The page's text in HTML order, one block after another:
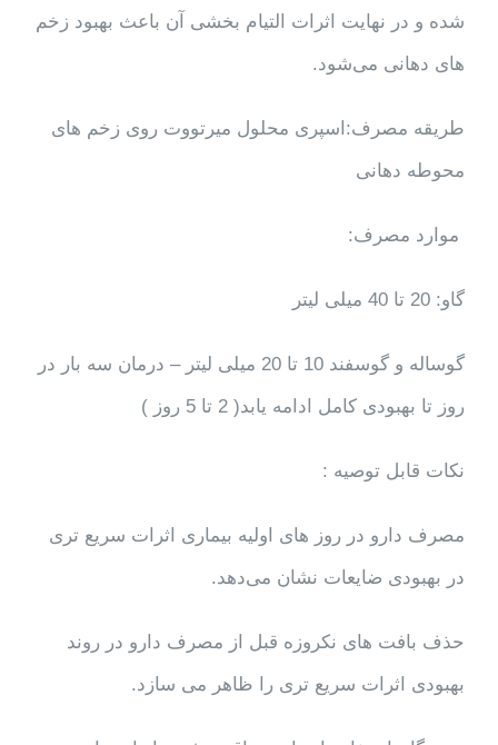
شده و در نهایت اثرات التیام بخشی آن باعث بهبود زخم
های دهانی می‌شود.
طریقه مصرف:اسپری محلول میرتووت روی زخم های
محوطه دهانی
موارد مصرف:
گاو: 20 تا 40 میلی لیتر
گوساله و گوسفند 10 تا 20 میلی لیتر – درمان سه بار در
روز تا بهبودی کامل ادامه یابد( 2 تا 5 روز )
نکات قابل توصیه :
مصرف دارو در روز های اولیه بیماری اثرات سریع تری
در بهبودی ضایعات نشان می‌دهد.
حذف بافت های نکروزه قبل از مصرف دارو در روند
بهبودی اثرات سریع تری را ظاهر می سازد.